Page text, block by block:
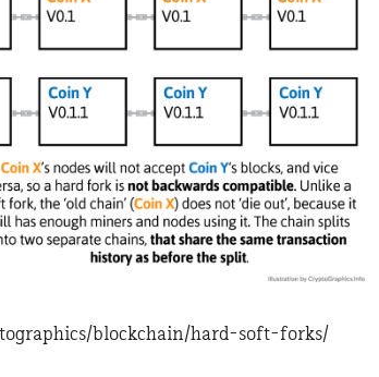
blockchain/hard-soft-forks/